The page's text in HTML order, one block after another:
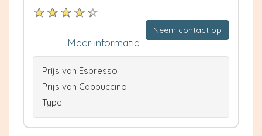
Neem contact op
Meer informatie
Prijs van Espresso
Prijs van Cappuccino
Type